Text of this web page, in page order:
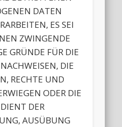
DATEN
ES SEI
ZWINGENDE
GRÜNDE FÜR DIE
DIE
RECHTE UND
ODER DIE
DER
AUSÜBUNG